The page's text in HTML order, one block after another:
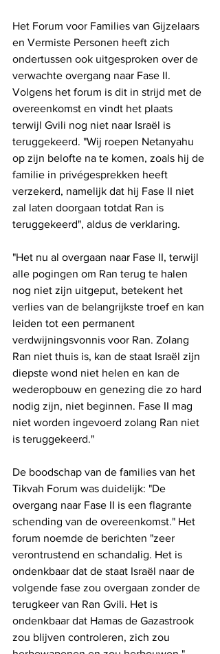
Het Forum voor Families van Gijzelaars
en Vermiste Personen heeft zich
ondertussen ook uitgesproken over de
verwachte overgang naar Fase II.
Volgens het forum is dit in strijd met de
overeenkomst en vindt het plaats
terwijl Gvili nog niet naar Israël is
teruggekeerd. "Wij roepen Netanyahu
op zijn belofte na te komen, zoals hij de
familie in privégesprekken heeft
verzekerd, namelijk dat hij Fase II niet
zal laten doorgaan totdat Ran is
teruggekeerd", aldus de verklaring.
"Het nu al overgaan naar Fase II, terwijl
alle pogingen om Ran terug te halen
nog niet zijn uitgeput, betekent het
verlies van de belangrijkste troef en kan
leiden tot een permanent
verdwijningsvonnis voor Ran. Zolang
Ran niet thuis is, kan de staat Israël zijn
diepste wond niet helen en kan de
wederopbouw en genezing die zo hard
nodig zijn, niet beginnen. Fase II mag
niet worden ingevoerd zolang Ran niet
is teruggekeerd."
De boodschap van de families van het
Tikvah Forum was duidelijk: "De
overgang naar Fase II is een flagrante
schending van de overeenkomst." Het
forum noemde de berichten "zeer
verontrustend en schandalig. Het is
ondenkbaar dat de staat Israël naar de
volgende fase zou overgaan zonder de
terugkeer van Ran Gvili. Het is
ondenkbaar dat Hamas de Gazastrook
zou blijven controleren, zich zou